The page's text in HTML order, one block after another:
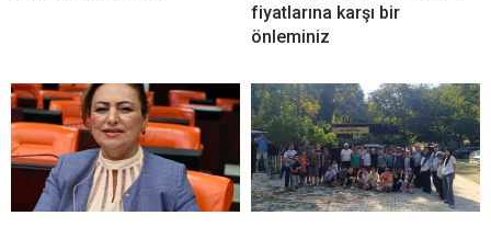
fiyatlarına karşı bir
önleminiz